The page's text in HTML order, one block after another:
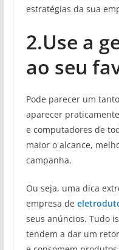
estratégias da sua
2.Use a
ao seu
Pode parecer um
aparecer
e computadores de
maior o alcance,
campanha.
Ou seja, uma dica
empresa de
seus anúncios. Tudo
tendem a dar um